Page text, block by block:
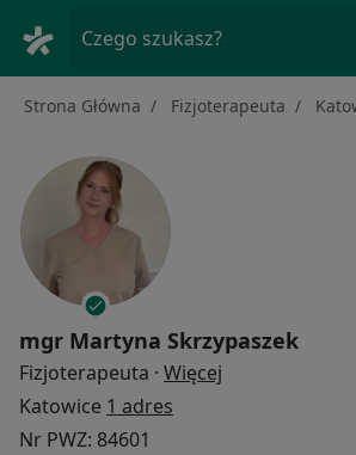
Czego szukasz?
Strona Główna Fizjoterapeuta
mgr Martyna Skrzypaszek
Fizjoterapeuta · Więcej
Katowice 1 adres
Nr PWZ: 84601